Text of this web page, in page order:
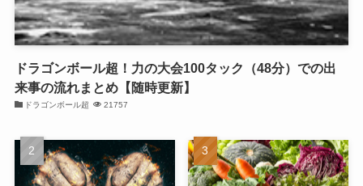
ドラゴンボール超！力の大会100タック（48分）での出
来事の流れまとめ【随時更新】
ドラゴンボール超 21757